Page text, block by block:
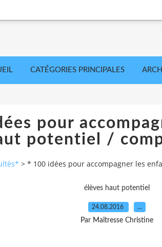
CATÉGORIES PRINCIPALES
pour
potentiel /
> * 100 idées pour accompagner les
élèves haut potentiel
24.08.2016 …
Par Maîtresse Christine